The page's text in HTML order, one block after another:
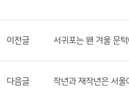
이전글 서귀포는 왠 겨울 문
다음글 작년과 재작년은 서울